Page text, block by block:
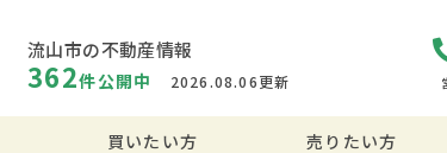
流山市の不動産情報
362件公開中 2026.08.06更新
買いたい方 売りたい方